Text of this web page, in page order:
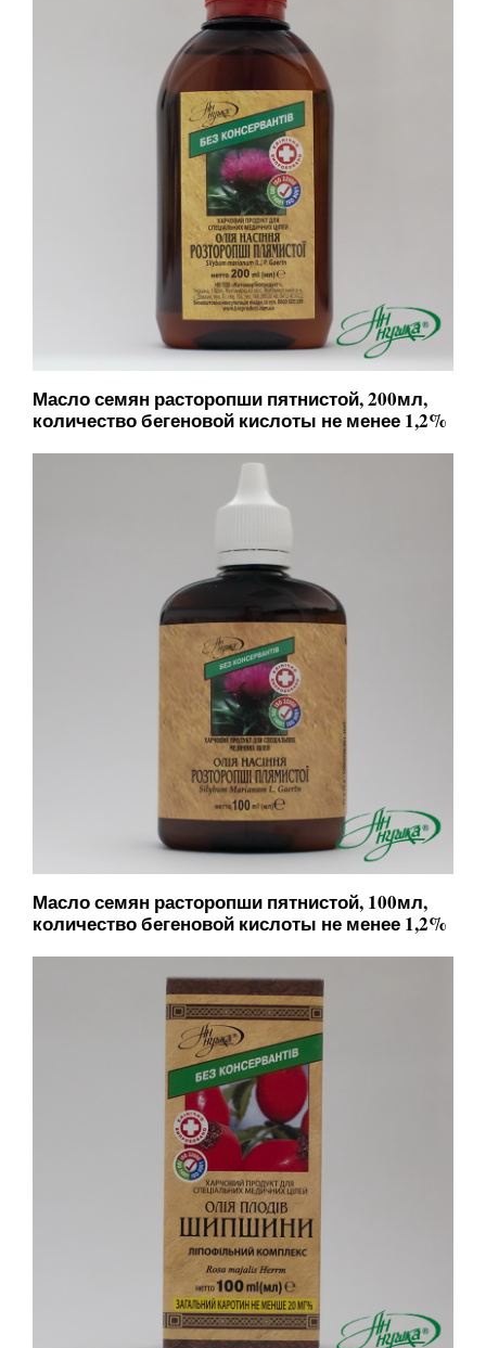
Масло семян расторопши пятнистой, 200мл,
количество бегеновой кислоты не менее 1,2%
Масло семян расторопши пятнистой, 100мл,
количество бегеновой кислоты не менее 1,2%